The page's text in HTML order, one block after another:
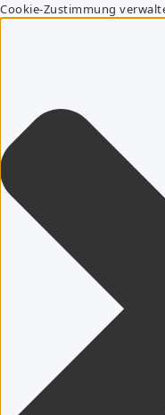
Cookie-Zustimmung